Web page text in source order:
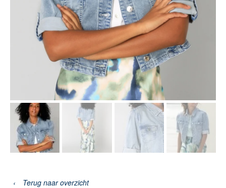
‹ Terug naar overzicht